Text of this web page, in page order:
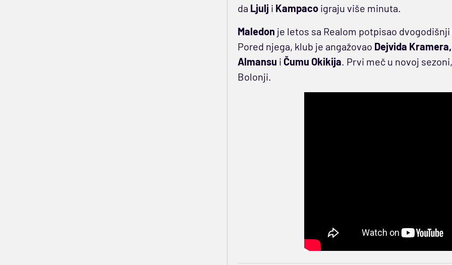
da Ljulj i Kampacoigraju više minuta.
Maledon je letos sa Realom potpisao
Pored njega, klub je angažovao Dejvida
Almansu i Čumu Okikija. Prvi meč u novoj
Bolonji.